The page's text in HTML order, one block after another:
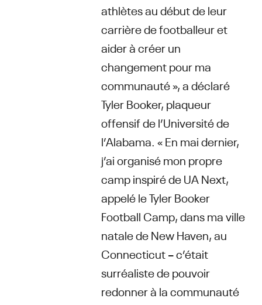
athlètes au début de leur
carrière de footballeur et
aider à créer un
changement pour ma
communauté », a déclaré
Tyler Booker, plaqueur
offensif de l’Université de
l’Alabama. « En mai dernier,
j’ai organisé mon propre
camp inspiré de UA Next,
appelé le Tyler Booker
Football Camp, dans ma ville
natale de New Haven, au
Connecticut – c’était
surréaliste de pouvoir
redonner à la communauté